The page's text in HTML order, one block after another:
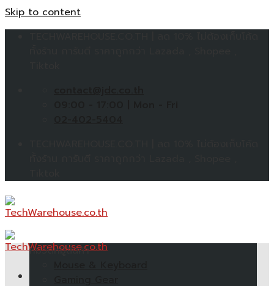
Skip to content
หมวดหมู่สินค้า